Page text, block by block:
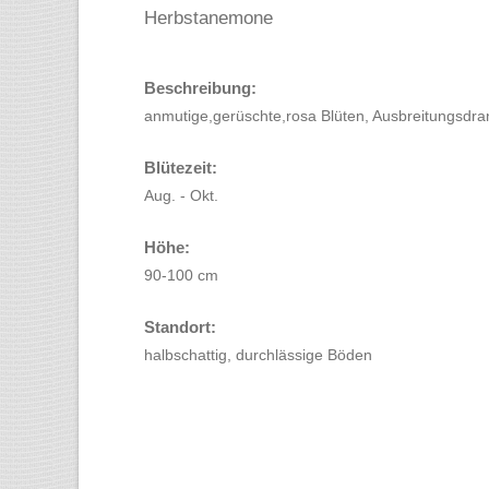
Herbstanemone
Beschreibung:
anmutige,gerüschte,rosa Blüten,
Blütezeit:
Aug. - Okt.
Höhe:
90-100 cm
Standort:
halbschattig, durchlässige Böden